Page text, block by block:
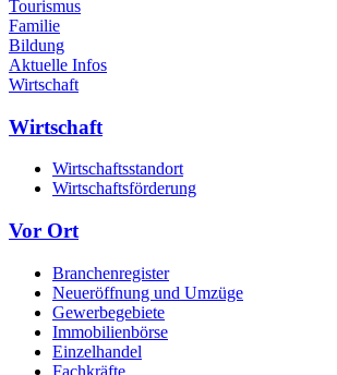
Tourismus
Familie
Bildung
Aktuelle Infos
Wirtschaft
Wirtschaft
Wirtschaftsstandort
Wirtschaftsförderung
Vor Ort
Branchenregister
Neueröffnung und Umzüge
Gewerbegebiete
Immobilienbörse
Einzelhandel
Fachkräfte